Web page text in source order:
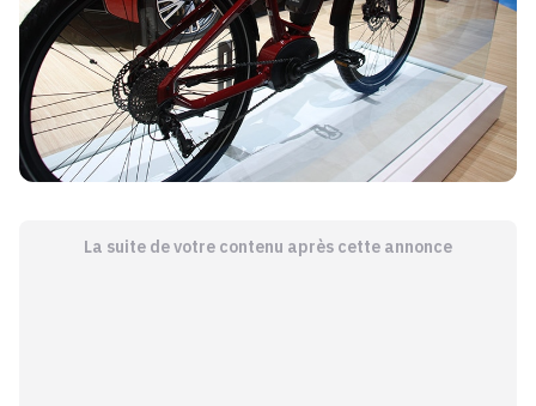
La suite de votre contenu après cette annonce